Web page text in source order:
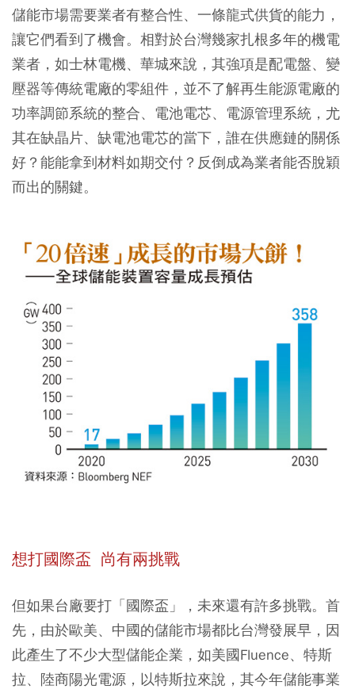
儲能市場需要業者有整合性、一條龍式供貨的能力，
讓它們看到了機會。相對於台灣幾家扎根多年的機電
業者，如士林電機、華城來說，其強項是配電盤、變
壓器等傳統電廠的零組件，並不了解再生能源電廠的
功率調節系統的整合、電池電芯、電源管理系統，尤
其在缺晶片、缺電池電芯的當下，誰在供應鏈的關係
好？能能拿到材料如期交付？反倒成為業者能否脫穎
而出的關鍵。
想打國際盃 尚有兩挑戰
但如果台廠要打「國際盃」，未來還有許多挑戰。首
先，由於歐美、中國的儲能市場都比台灣發展早，因
此產生了不少大型儲能企業，如美國Fluence、特斯
拉、陸商陽光電源，以特斯拉來說，其今年儲能事業